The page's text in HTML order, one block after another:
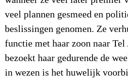
veel plannen gesmeed en
beslissingen genomen. Ze
functie met haar zoon naar
bezoekt haar gedurende de
in wezen is het huwelijk